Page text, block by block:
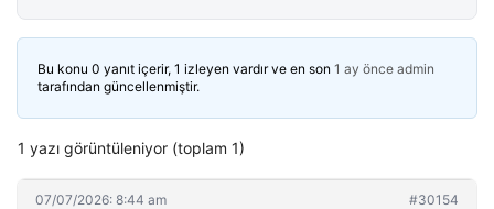
Bu konu 0 yanıt içerir, 1 izleyen vardır ve en son 1 ay önce admin
tarafından güncellenmiştir.
1 yazı görüntüleniyor (toplam 1)
07/07/2026: 8:44 am #30154